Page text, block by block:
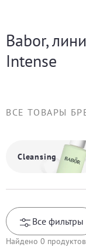
Babor,
Intense
ВСЕ ТОВАРЫ
Cleansing
Все фильтры
Новинки
По рейтингу
Найдено 0 продуктов